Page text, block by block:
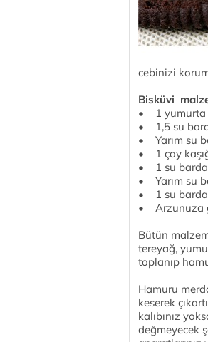
cebinizi
Bisküvi
• 1 yumurta
• 1,5 su
• Yarım su
• 1 çay
• 1 su
• Yarım su
• 1 su
• Arzunuza
Bütün
tereyağ,
toplanıp
Hamuru
keserek
kalıbınız
değmeyecek